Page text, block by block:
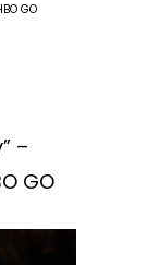
GO
–
GO